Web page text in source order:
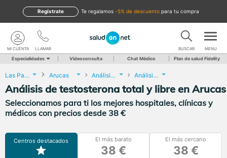
te regalamos -5% de descuento para tu compra
Regístrate
LLAMAR
MI CUENTA BUSCAR MENU
Especialidades Videoconsulta Chat Médico Plan de salud Fidelity
Las Palmas Arucas Análisis Clínicos Análisis de testosterona total y libre
Análisis de testosterona total y libre en Arucas
Seleccionamos para ti los mejores hospitales, clínicas y
médicos con precios desde 38 €
Centros destacados El más barato
38 €
El más cercano
38 €